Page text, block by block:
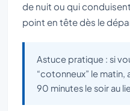
de nuit ou qui
point en tête dès le
Astuce pratique : si
“cotonneux” le matin,
90 minutes le soir au